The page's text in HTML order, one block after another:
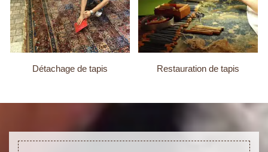
Détachage de tapis Restauration de tapis